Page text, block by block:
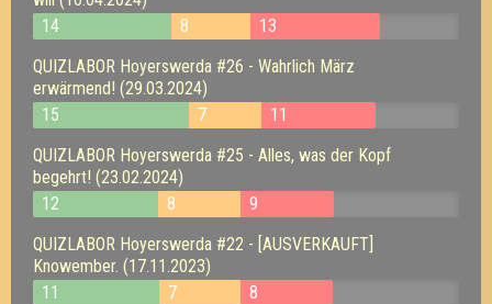
14
8
13
QUIZLABOR Hoyerswerda #26 - Wahrlich März
erwärmend! (29.03.2024)
15
7
11
QUIZLABOR Hoyerswerda #25 - Alles, was der Kopf
begehrt! (23.02.2024)
12
8
9
QUIZLABOR Hoyerswerda #22 - [AUSVERKAUFT]
Knowember. (17.11.2023)
11
7
8